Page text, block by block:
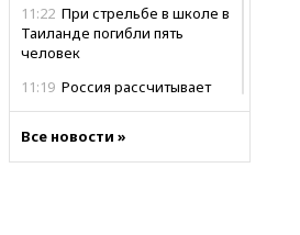
11:22 При стрельбе в школе в
Таиланде погибли пять
человек
11:19 Россия рассчитывает
Малайзией
Все новости »